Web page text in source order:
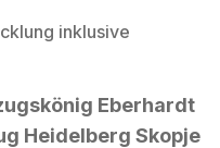
inklusive
Eberhardt
Heidelberg Skopje